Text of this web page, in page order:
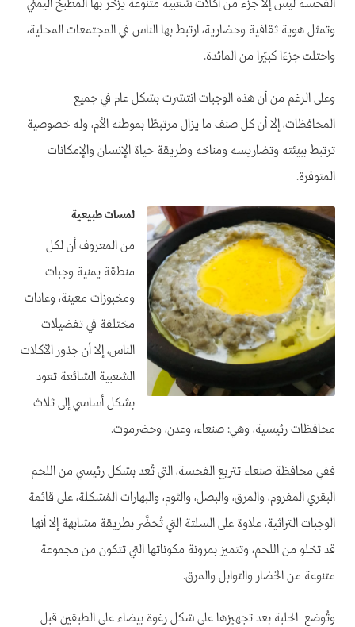
الفحسة ليس إلا جزء من أكلات شعبية متنوعة يزخر بها المطبخ اليمني
وتمثل هوية ثقافية وحضارية، ارتبط بها الناس في المجتمعات المحلية،
واحتلت جزءًا كبيرًا من المائدة.
وعلى الرغم من أن هذه الوجبات انتشرت بشكل عام في جميع
المحافظات، إلا أن كل صنف ما يزال مرتبطًا بموطنه الأم، وله خصوصية
ترتبط ببيئته وتضاريسه ومناخه وطريقة حياة الإنسان والإمكانات
المتوفرة.
لمسات طبيعية
من المعروف أن لكل
منطقة يمنية وجبات
ومخبوزات معينة، وعادات
مختلفة في تفضيلات
الناس، إلا أن جذور الأكلات
الشعبية الشائعة تعود
بشكل أساسي إلى ثلاث
محافظات رئيسية، وهي: صنعاء، وعدن، وحضرموت.
ففي محافظة صنعاء تتربع الفحسة، التي تُعد بشكل رئيسي من اللحم
البقري المفروم، والمرق، والبصل، والثوم، والبهارات المُشكلة، على قائمة
الوجبات التراثية، علاوة على السلتة التي تُحضَّر بطريقة مشابهة إلا أنها
قد تخلو من اللحم، وتتميز بمرونة مكوناتها التي تتكون من مجموعة
متنوعة من الخضار والتوابل والمرق.
وتُوضع الحلبة بعد تجهيزها على شكل رغوة بيضاء على الطبقين قبل